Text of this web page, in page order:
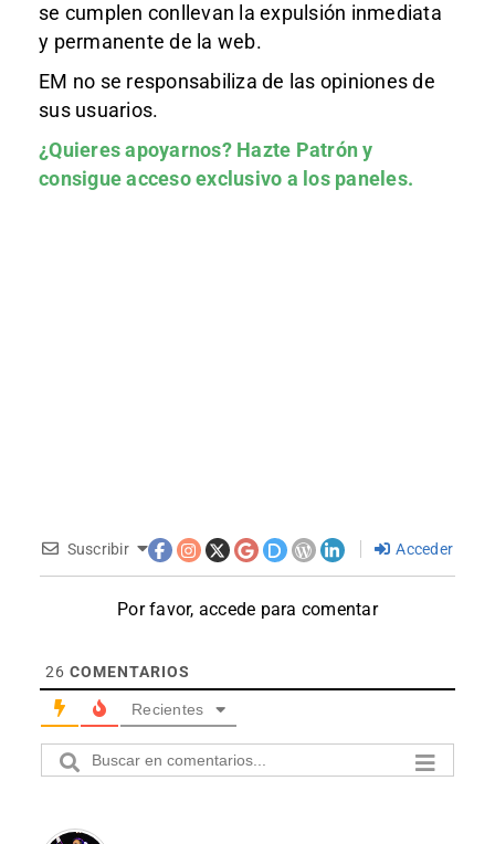
se cumplen conllevan la expulsión inmediata
y permanente de la web.
EM no se responsabiliza de las opiniones de
sus usuarios.
¿Quieres apoyarnos? Hazte Patróny
consigue acceso exclusivo a los paneles.
Suscribir Acceder
Por favor, accede para comentar
26 COMENTARIOS
Recientes